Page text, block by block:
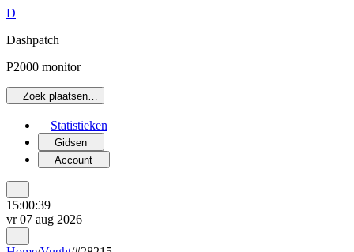
D
Dashpatch
P2000 monitor
Zoek plaatsen…
Statistieken
Gidsen
Account
15:00:39
vr 07 aug 2026